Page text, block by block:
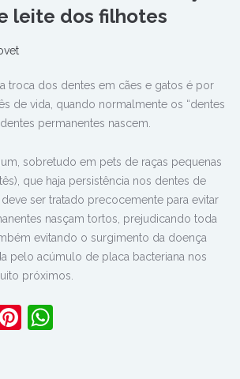
leite dos filhotes
troca dos dentes em cães e gatos é por
de vida, quando normalmente os “dentes
permanentes nascem.
sobretudo em pets de raças pequenas
que haja persistência nos dentes de
ser tratado precocemente para evitar
nasçam tortos, prejudicando toda
evitando o surgimento da doença
pelo acúmulo de placa bacteriana nos
próximos.
Pinterest